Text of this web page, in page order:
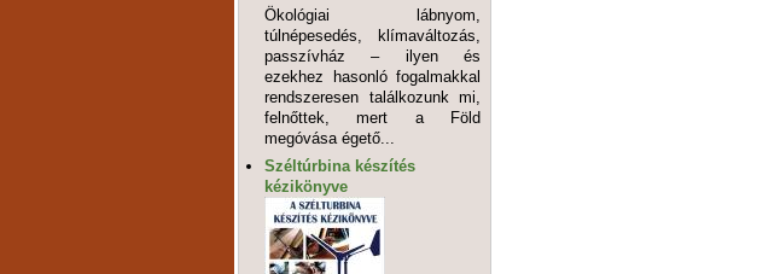
Ökológiai lábnyom,
túlnépesedés, klímaváltozás,
passzívház – ilyen és
ezekhez hasonló fogalmakkal
rendszeresen találkozunk mi,
felnőttek, mert a Föld
megóvása égető...
Széltúrbina készítés
kézikönyve